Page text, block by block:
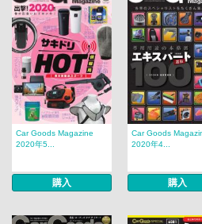
Car Goods Magazine
2020年5...
購入
Car Goods
2020年4...
購入